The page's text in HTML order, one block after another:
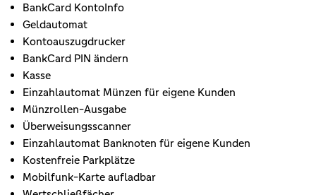
BankCard KontoInfo
Geldautomat
Kontoauszugdrucker
BankCard PIN ändern
Kasse
Einzahlautomat Münzen für eigene Kunden
Münzrollen-Ausgabe
Überweisungsscanner
Einzahlautomat Banknoten für eigene Kunden
Kostenfreie Parkplätze
Mobilfunk-Karte aufladbar